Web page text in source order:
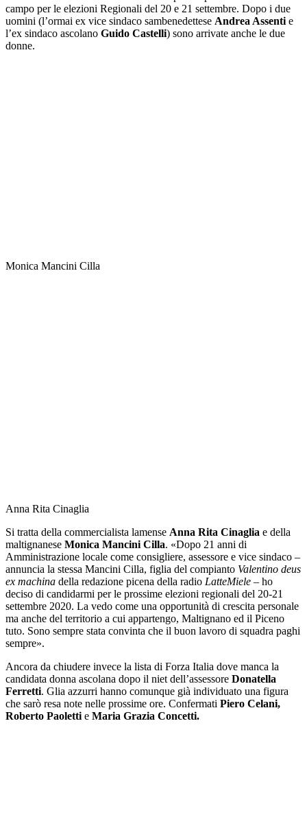
campo per le elezioni Regionali del 20 e 21 settembre. Dopo i due
uomini (l’ormai ex vice sindaco sambenedettese Andrea Assenti e
l’ex sindaco ascolano Guido Castelli) sono arrivate anche le due
donne.
Monica Mancini Cilla
Anna Rita Cinaglia
Si tratta della commercialista lamense Anna Rita Cinaglia e della
maltignanese Monica Mancini Cilla. «Dopo 21 anni di
Amministrazione locale come consigliere, assessore e vice sindaco –
annuncia la stessa Mancini Cilla, figlia del compianto Valentino deus
ex machina della redazione picena della radio LatteMiele – ho
deciso di candidarmi per le prossime elezioni regionali del 20-21
settembre 2020. La vedo come una opportunità di crescita personale
ma anche del territorio a cui appartengo, Maltignano ed il Piceno
tuto. Sono sempre stata convinta che il buon lavoro di squadra paghi
sempre».
Ancora da chiudere invece la lista di Forza Italia dove manca la
candidata donna ascolana dopo il niet dell’assessore Donatella
Ferretti. Glia azzurri hanno comunque già individuato una figura
che sarò resa note nelle prossime ore. Confermati Piero Celani,
Roberto Paoletti e Maria Grazia Concetti.